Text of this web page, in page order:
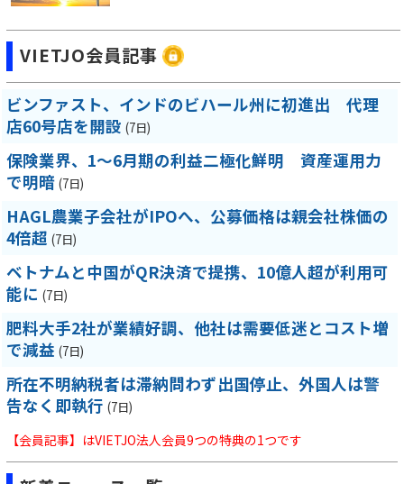
VIETJO会員記事
ビンファスト、インドのビハール州に初進出 代理
店60号店を開設 (7日)
保険業界、1～6月期の利益二極化鮮明 資産運用力
で明暗 (7日)
HAGL農業子会社がIPOへ、公募価格は親会社株価の
4倍超 (7日)
ベトナムと中国がQR決済で提携、10億人超が利用可
能に (7日)
肥料大手2社が業績好調、他社は需要低迷とコスト増
で減益 (7日)
所在不明納税者は滞納問わず出国停止、外国人は警
告なく即執行 (7日)
【会員記事】はVIETJO法人会員9つの特典の1つです